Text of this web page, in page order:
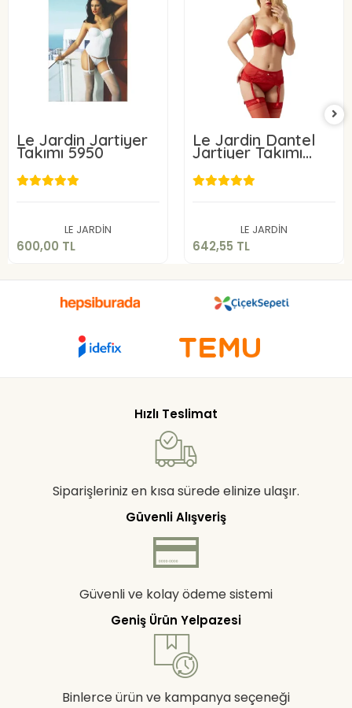
Le Jardin Jartiyer
Takımı 5950
LE JARDİN
600,00 TL
600,00 TL
Le Jardin Dantel
Jartiyer Takımı
5265
LE JARDİN
642,55 TL
642,55 TL
Hızlı Teslimat
Siparişleriniz en kısa sürede elinize ulaşır.
Güvenli Alışveriş
Güvenli ve kolay ödeme sistemi
Geniş Ürün Yelpazesi
Binlerce ürün ve kampanya seçeneği